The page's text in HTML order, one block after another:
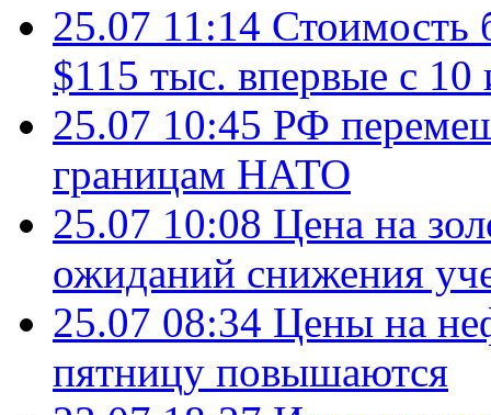
25.07 11:14 Стоимость
$115 тыс. впервые с 10
25.07 10:45 РФ
границам НАТО
25.07 10:08 Цена на
ожиданий снижения
25.07 08:34 Цены на
пятницу повышаются